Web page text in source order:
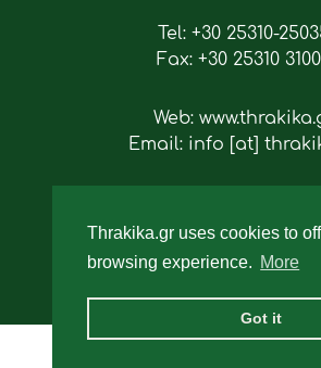
Thrakika.gr uses cookies to
browsing experience. More
Got it
Tel: +30 25310-
Fax: +30 25310
Web:
Email: info [at]